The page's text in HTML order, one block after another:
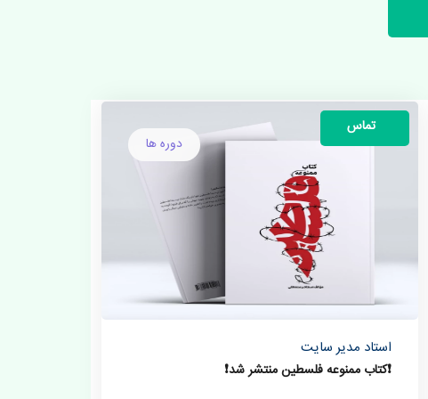
دوره ها
تماس
استاد مدیر سایت
❗️کتاب ممنوعه فلسطین منتشر شد❗️